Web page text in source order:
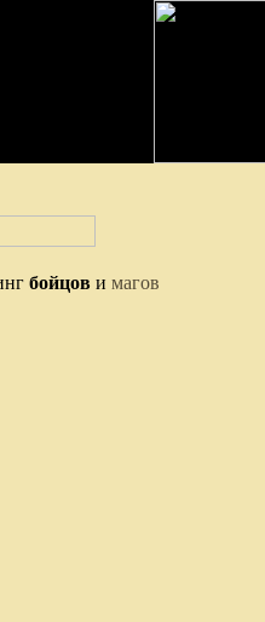
бойцов и магов